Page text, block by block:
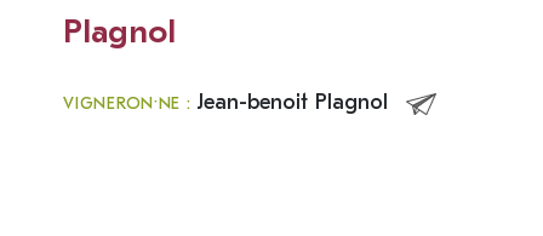
Plagnol
VIGNERON·NE : Jean-benoit Plagnol